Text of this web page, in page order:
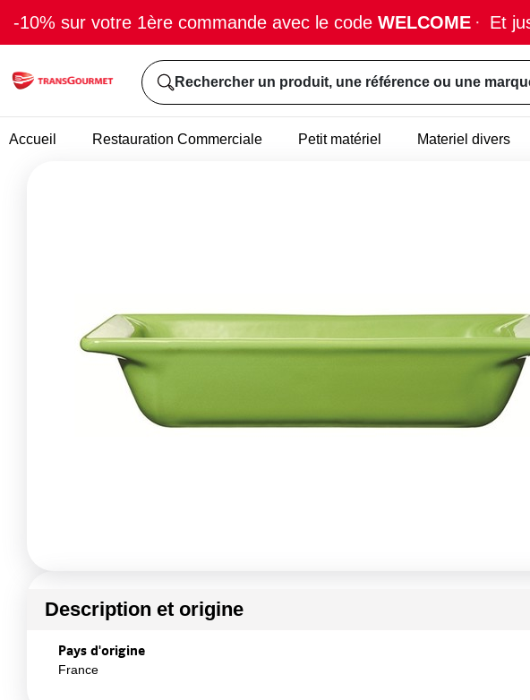
-10% sur votre 1ère commande avec le code WELCOME · Et
Rechercher un produit, une référence ou une
Accueil Restauration Commerciale Petit matériel Materiel divers
Description et origine
Pays d'origine
France